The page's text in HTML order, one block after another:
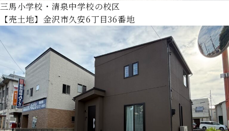
三馬小学校・清泉中学校の校区
【売土地】金沢市久安6丁目36番地